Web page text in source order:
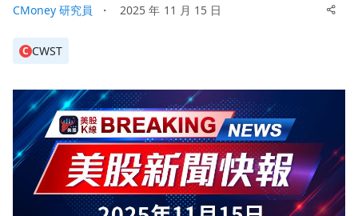
CMoney 研究員 ・ 2025 年 11 月 15 日
C CWST